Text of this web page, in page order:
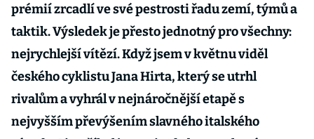
prémií zrcadlí ve své pestrosti řadu zemí, týmů a
taktik. Výsledek je přesto jednotný pro všechny:
nejrychlejší vítězí. Když jsem v květnu vi­děl
českého cyklistu Jana Hirta, který se utrhl
rivalům a vyhrál v nejnáročnější etapě s
nejvyšším převýšením slavného italského